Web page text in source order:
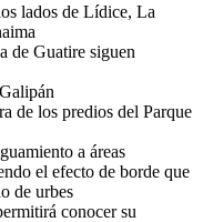
lados de Lídice, La
de Guatire siguen
de los predios del Parque
a áreas
el efecto de borde que
de urbes
conocer su